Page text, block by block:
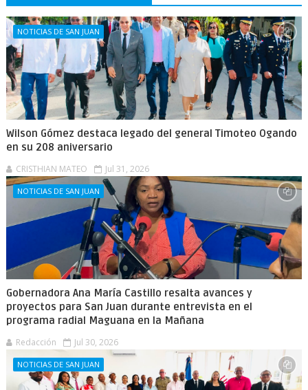
NOTICIAS DE SAN JUAN
Wilson Gómez destaca legado del general Timoteo Ogando
en su 208 aniversario
CRISTHIAN MATEO Jul 31, 2026
NOTICIAS DE SAN JUAN
Gobernadora Ana María Castillo resalta avances y
proyectos para San Juan durante entrevista en el
programa radial Maguana en la Mañana
Redacción Jul 30, 2026
NOTICIAS DE SAN JUAN